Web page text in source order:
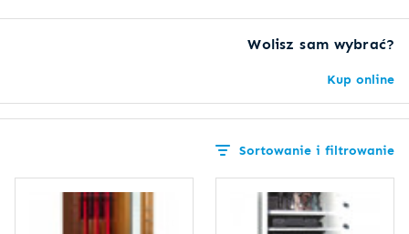
Wolisz sam wybrać?
Kup online
Sortowanie i filtrowanie